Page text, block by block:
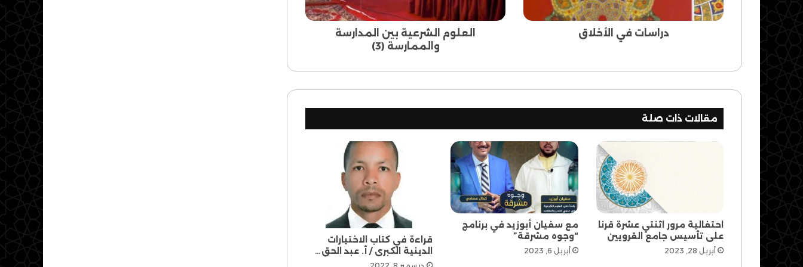
دراسات في الأخلاق
العلوم الشرعية بين المدارسة
والممارسة (3)
مقالات ذات صلة
احتفالية مرور اثنتي عشرة قرنا
على تأسيس جامع القرويين
أبريل 28, 2023
مع سفيان أبوزيد في برنامج
“وجوه مشرقة”
أبريل 6, 2023
قراءة في كتاب الاختيارات
الدينية الكبرى / أ. عبد الحق…